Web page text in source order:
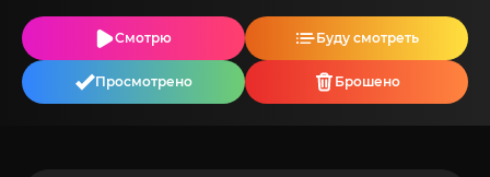
Смотрю Буду смотреть
Просмотрено Брошено